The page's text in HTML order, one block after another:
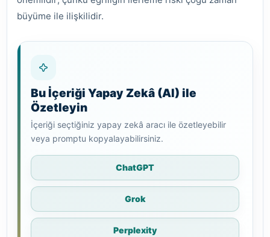
büyüme ile ilişkilidir.
Bu İçeriği Yapay Zekâ (AI) ile
Özetleyin
İçeriği seçtiğiniz yapay zekâ aracı ile özetleyebilir
veya promptu kopyalayabilirsiniz.
ChatGPT
Grok
Perplexity